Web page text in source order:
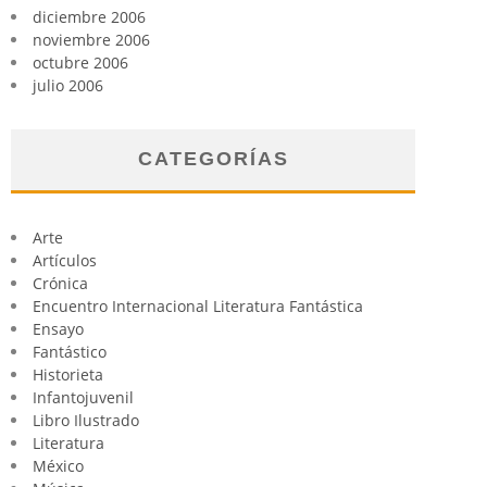
diciembre 2006
noviembre 2006
octubre 2006
julio 2006
CATEGORÍAS
Arte
Artículos
Crónica
Encuentro Internacional Literatura Fantástica
Ensayo
Fantástico
Historieta
Infantojuvenil
Libro Ilustrado
Literatura
México